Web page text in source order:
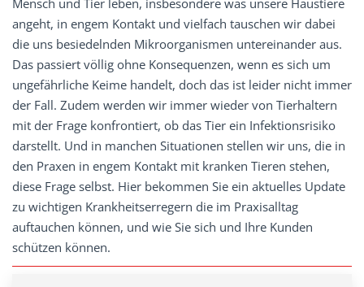
Mensch und Tier leben, insbesondere was unsere Haustiere
angeht, in engem Kontakt und vielfach tauschen wir dabei
die uns besiedelnden Mikroorganismen untereinander aus.
Das passiert völlig ohne Konsequenzen, wenn es sich um
ungefährliche Keime handelt, doch das ist leider nicht immer
der Fall. Zudem werden wir immer wieder von Tierhaltern
mit der Frage konfrontiert, ob das Tier ein Infektionsrisiko
darstellt. Und in manchen Situationen stellen wir uns, die in
den Praxen in engem Kontakt mit kranken Tieren stehen,
diese Frage selbst. Hier bekommen Sie ein aktuelles Update
zu wichtigen Krankheitserregern die im Praxisalltag
auftauchen können, und wie Sie sich und Ihre Kunden
schützen können.